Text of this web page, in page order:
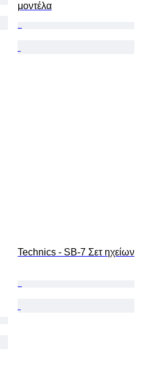
μοντέλα
Technics - SB-7 Σετ ηχείων